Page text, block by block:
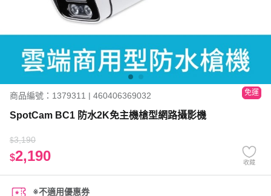
商品編號：1379311 | 460406369032 免運
SpotCam BC1 防水2K免主機槍型網路攝影機
$3,190
$2,190 收藏
※不適用優惠券